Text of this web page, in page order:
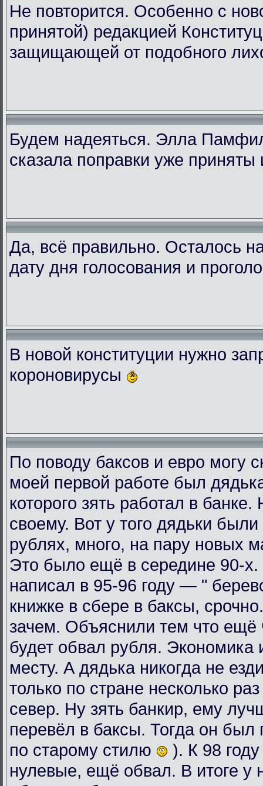
Не повторится. Особенно с
принятой) редакцией
защищающей от подобного
Будем надеяться. Элла
сказала поправки уже
Да, всё правильно. Осталось
дату дня голосования и
В новой конституции нужно
короновирусы
По поводу баксов и евро могу
моей первой работе был
которого зять работал в
своему. Вот у того дядьки
рублях, много, на пару новых
Это было ещё в середине 90-х.
написал в 95-96 году — "
книжке в сбере в баксы,
зачем. Объяснили тем что ещё
будет обвал рубля. Экономика
месту. А дядька никогда не
только по стране несколько
север. Ну зять банкир, ему
перевёл в баксы. Тогда он был
по старому стилю
). К 98
нулевые, ещё обвал. В итоге у